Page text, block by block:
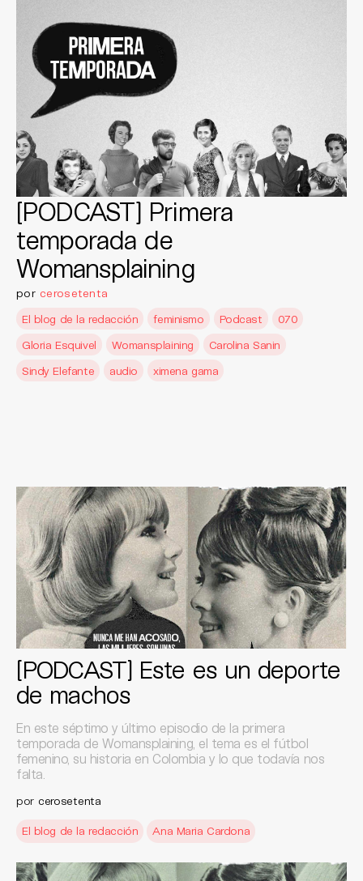
[PODCAST] Primera
temporada de
Womansplaining
por cerosetenta
El blog de la redacción
feminismo Podcast
070
Gloria Esquivel
Womansplaining
Carolina Sanin
Sindy Elefante
audio ximena gama
[PODCAST] Este es un deporte
de machos
En este séptimo y último episodio de la primera
temporada de Womansplaining, el tema es el fútbol
femenino, su historia en Colombia y lo que todavía nos
falta.
por cerosetenta
El blog de la redacción Ana Maria Cardona